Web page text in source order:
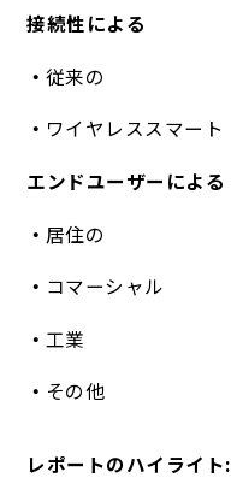
接続性による
従来の
ワイヤレススマート
エンドユーザーによる
居住の
コマーシャル
工業
その他
レポートのハイライト: